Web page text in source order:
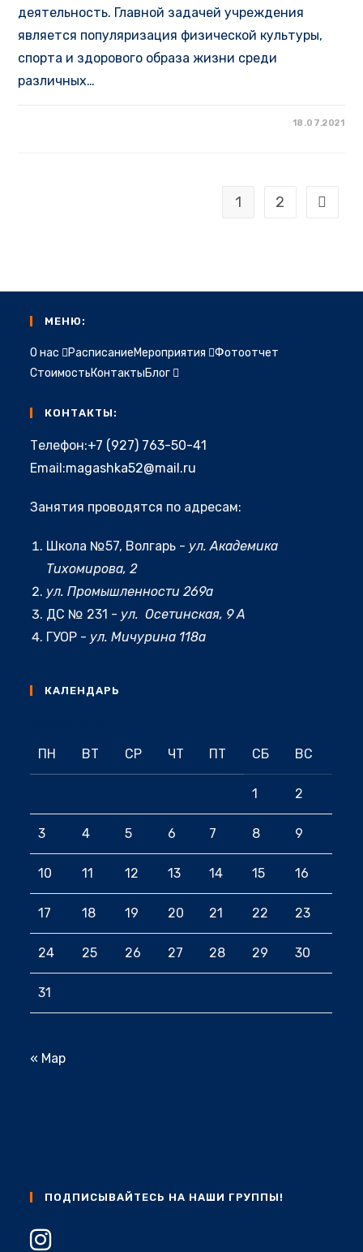
деятельность. Главной задачей учреждения
является популяризация физической культуры,
спорта и здорового образа жизни среди
различных…
18.07.2021
1 2
МЕНЮ:
О нас РасписаниеМероприятия
Фотоотчет
СтоимостьКонтактыБлог
КОНТАКТЫ:
Телефон:+7 (927) 763-50-41
приложении
Email:magashka52@mail.ru
вашем
Занятия проводятся по адресам:
Школа №57, Волгарь - ул. Академика
Тихомирова, 2
ул. Промышленности 269а
ДС № 231 - ул. Осетинская, 9 А
ГУОР - ул. Мичурина 118а
КАЛЕНДАРЬ
ПН
ВТ СР ЧТ ПТ СБ ВС
1 2
3 4 5 6 7 8 9
10 11 12 13 14 15 16
17 18 19 20 21 22 23
24 25 26 27 28 29 30
31
« Мар
ПОДПИСЫВАЙТЕСЬ НА НАШИ ГРУППЫ!
в